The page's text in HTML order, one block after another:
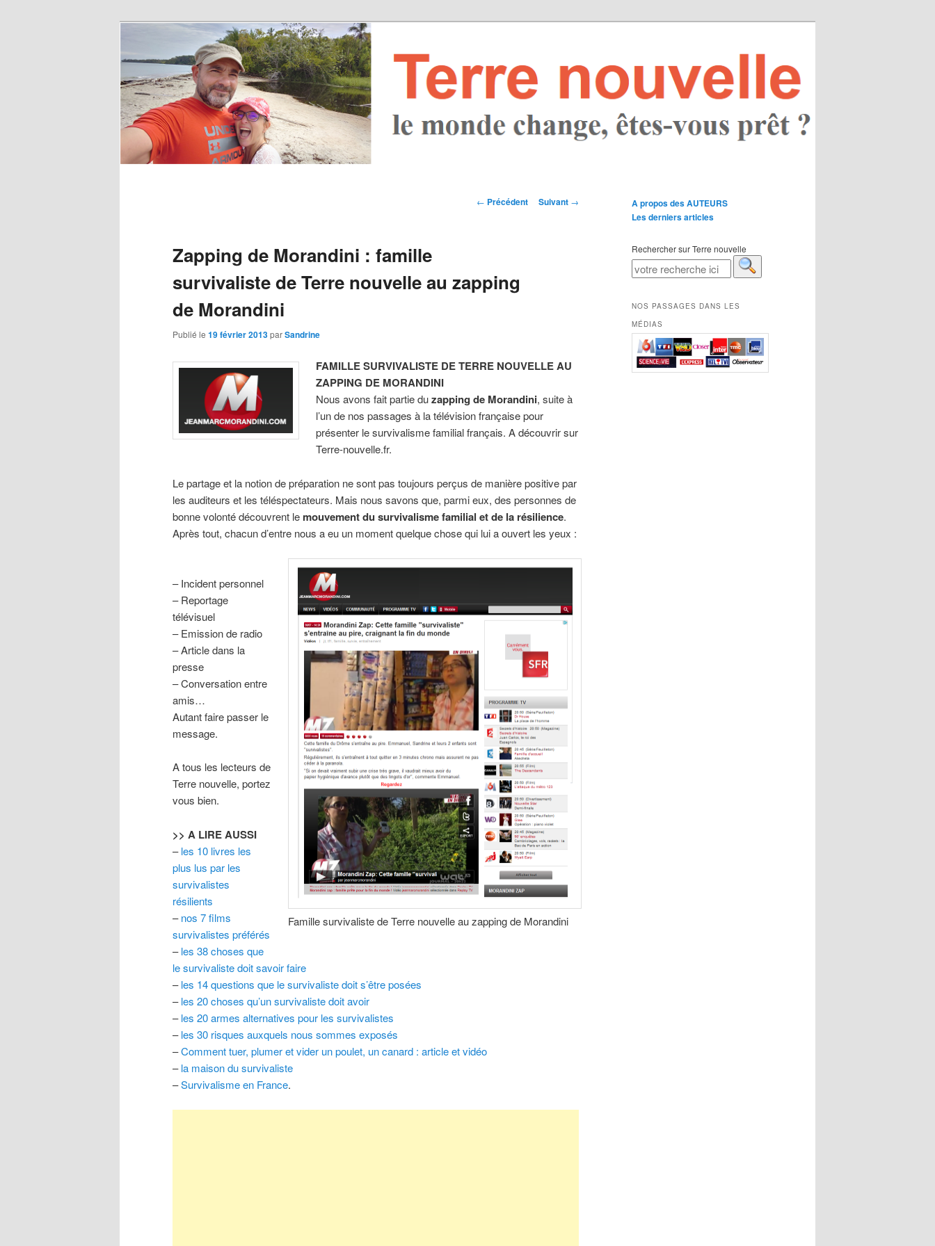
Navigation des
← Précédent Suivant →
Zapping de Morandini : famille
survivaliste de Terre nouvelle au zapping
de Morandini
Publié le 19 février 2013parSandrine
FAMILLE SURVIVALISTE DE TERRE NOUVELLE AU
ZAPPING DE MORANDINI
Nous avons fait partie duzapping de Morandini, suite à
l’un de nos passages à la télévision française pour
présenter le survivalisme familial français. A découvrir sur
Terre-nouvelle.fr.
Le partage et la notion de préparation ne sont pas toujours perçus de manière positive par
les auditeurs et les téléspectateurs. Mais nous savons que, parmi eux, des personnes de
bonne volonté découvrent le mouvement du survivalisme familial et de la résilience.
Après tout, chacun d’entre nous a eu un moment quelque chose qui lui a ouvert les yeux :
Famille survivaliste de Terre nouvelle au zapping de Morandini
– Incident personnel
– Reportage
télévisuel
– Emission de radio
– Article dans la
presse
– Conversation entre
amis…
Autant faire passer le
message.
A tous les lecteurs de
Terre nouvelle, portez
vous bien.
>> A LIRE AUSSI
–les 10 livres les
plus lus par les
survivalistes
résilients
–nos 7 films
survivalistes préférés
–les 38 choses que
le survivaliste doit savoir faire
–les 14 questions que le survivaliste doit s’être posées
–les 20 choses qu’un survivaliste doit avoir
–les 20 armes alternatives pour les survivalistes
–les 30 risques auxquels nous sommes exposés
–Comment tuer, plumer et vider un poulet, un canard : article et vidéo
–la maison du survivaliste
–Survivalisme en France.
A propos des AUTEURS
Les derniers articles
Rechercher sur Terre nouvelle
NOS PASSAGES DANS LES
MÉDIAS